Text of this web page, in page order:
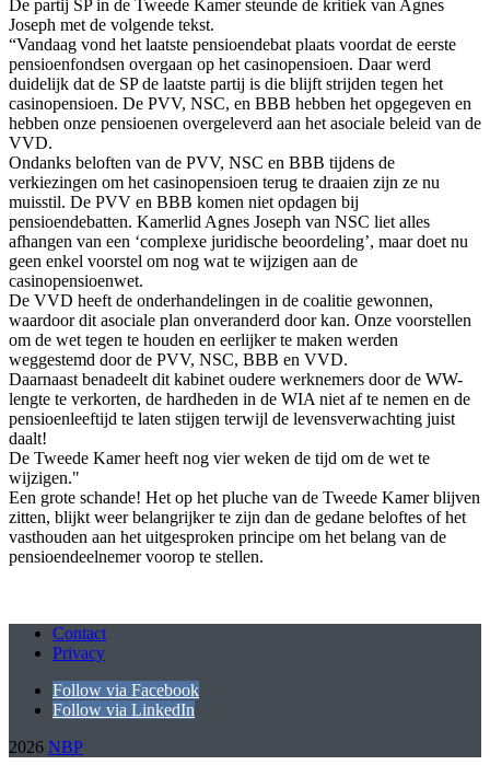
De partij SP in de Tweede Kamer steunde de kritiek van Agnes
Joseph met de volgende tekst.
“Vandaag vond het laatste pensioendebat plaats voordat de eerste
pensioenfondsen overgaan op het casinopensioen. Daar werd
duidelijk dat de SP de laatste partij is die blijft strijden tegen het
casinopensioen. De PVV, NSC, en BBB hebben het opgegeven en
hebben onze pensioenen overgeleverd aan het asociale beleid van de
VVD.
Ondanks beloften van de PVV, NSC en BBB tijdens de
verkiezingen om het casinopensioen terug te draaien zijn ze nu
muisstil. De PVV en BBB komen niet opdagen bij
pensioendebatten. Kamerlid Agnes Joseph van NSC liet alles
afhangen van een ‘complexe juridische beoordeling’, maar doet nu
geen enkel voorstel om nog wat te wijzigen aan de
casinopensioenwet.
De VVD heeft de onderhandelingen in de coalitie gewonnen,
waardoor dit asociale plan onveranderd door kan. Onze voorstellen
om de wet tegen te houden en eerlijker te maken werden
weggestemd door de PVV, NSC, BBB en VVD.
Daarnaast benadeelt dit kabinet oudere werknemers door de WW-
lengte te verkorten, de hardheden in de WIA niet af te nemen en de
pensioenleeftijd te laten stijgen terwijl de levensverwachting juist
daalt!
De Tweede Kamer heeft nog vier weken de tijd om de wet te
wijzigen."
Een grote schande! Het op het pluche van de Tweede Kamer blijven
zitten, blijkt weer belangrijker te zijn dan de gedane beloftes of het
vasthouden aan het uitgesproken principe om het belang van de
pensioendeelnemer voorop te stellen.
Contact
Privacy
Follow via Facebook
Follow via LinkedIn
2026 NBP